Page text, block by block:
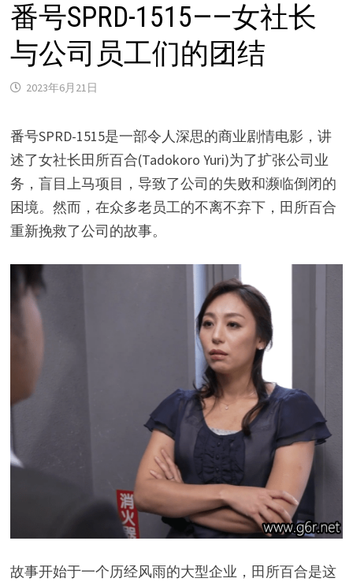
番号SPRD-1515——女社长
与公司员工们的团结
2023年6月21日
番号SPRD-1515是一部令人深思的商业剧情电影，讲
述了女社长田所百合(Tadokoro Yuri)为了扩张公司业
务，盲目上马项目，导致了公司的失败和濒临倒闭的
困境。然而，在众多老员工的不离不弃下，田所百合
重新挽救了公司的故事。
故事开始于一个历经风雨的大型企业，田所百合是这